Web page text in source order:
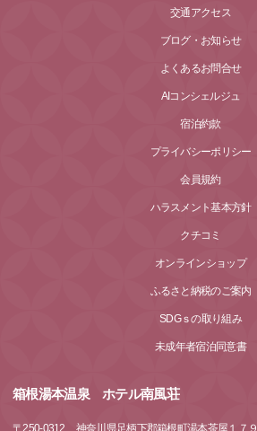
交通アクセス
ブログ・お知らせ
よくあるお問合せ
AIコンシェルジュ
宿泊約款
プライバシーポリシー
会員規約
ハラスメント基本方針
クチコミ
オンラインショップ
ふるさと納税のご案内
SDGｓの取り組み
未成年者宿泊同意書
箱根湯本温泉 ホテル南風荘
〒 250-0312 神奈川県足柄下郡箱根町湯本茶屋１７９